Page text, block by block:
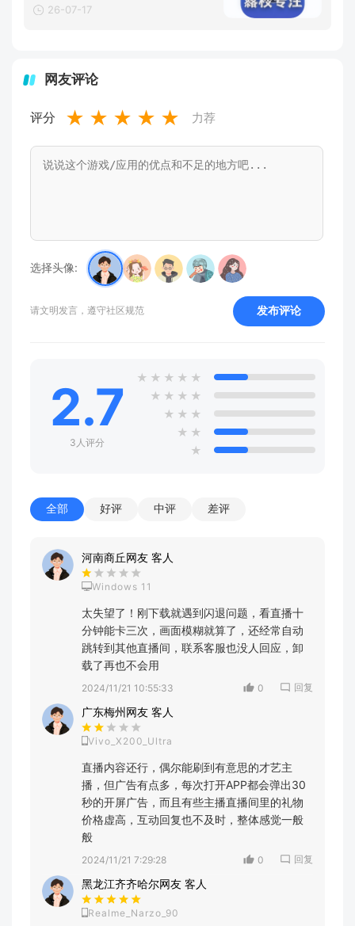
26-07-17
网友评论
评分 ★ ★ ★ ★ ★ 力荐
选择头像:
请文明发言，遵守社区规范 发布评论
2.7
3人评分
★ ★ ★ ★ ★
★ ★ ★ ★
★ ★ ★
★ ★
★
全部 好评 中评 差评
河南商丘网友 客人
Windows 11
太失望了！刚下载就遇到闪退问题，看直播十
分钟能卡三次，画面模糊就算了，还经常自动
跳转到其他直播间，联系客服也没人回应，卸
载了再也不会用
2024/11/21 10:55:33 0 回复
广东梅州网友 客人
Vivo_X200_Ultra
直播内容还行，偶尔能刷到有意思的才艺主
播，但广告有点多，每次打开APP都会弹出30
秒的开屏广告，而且有些主播直播间里的礼物
价格虚高，互动回复也不及时，整体感觉一般
般
2024/11/21 7:29:28 0 回复
黑龙江齐齐哈尔网友 客人
Realme_Narzo_90